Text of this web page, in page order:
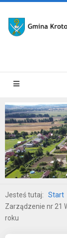
Jesteś tutaj: Start
Zarządzenie nr 21
roku